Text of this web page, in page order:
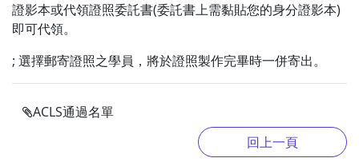
證影本或代領證照委託書(委託書上需黏貼您的身分證影本)
即可代領。
; 選擇郵寄證照之學員，將於證照製作完畢時一併寄出。
ACLS通過名單